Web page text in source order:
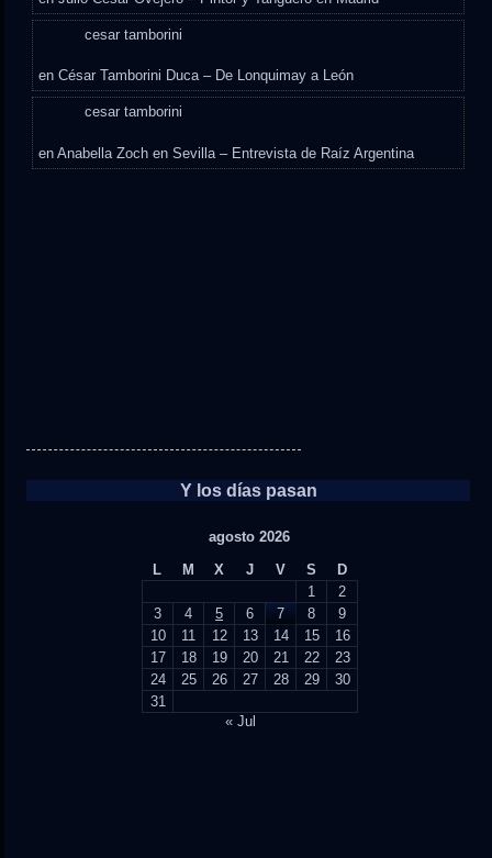
cesar tamborini
enCésar Tamborini Duca – De Lonquimay a León
cesar tamborini
enAnabella Zoch en Sevilla – Entrevista de Raíz Argentina
Y los días pasan
agosto 2026
L
M X J V S
D
1
2
3
4 5 6 7 8
9
10
11 12 13 14 15
16
17
18 19 20 21 22
23
24
25 26 27 28 29
30
31
« Jul